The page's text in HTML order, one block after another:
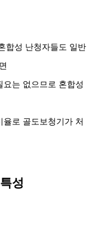
합성 난청자들도 일반
는 없으므로 혼합성
로 골도보청기가 처
성